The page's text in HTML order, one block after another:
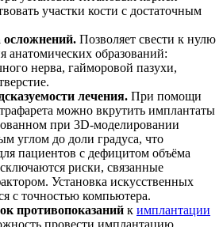
участки кости с достаточным
Позволяет свести к нулю
анатомических образований:
нерва, гайморовой пазухи,
лечения. При помощи
можно вкрутить имплантаты
при 3D-моделировании
углом до доли градуса, что
пациентов с дефицитом объёма
риски, связанные
Установка искусственных
с точностью компьютера.
противопоказаний к имплантации